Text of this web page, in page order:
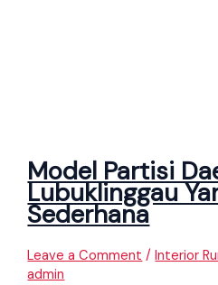
Model Partisi
Lubuklinggau
Sederhana
Leave a Comment /Interior
admin